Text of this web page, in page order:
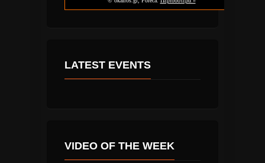
LATEST EVENTS
VIDEO OF THE WEEK